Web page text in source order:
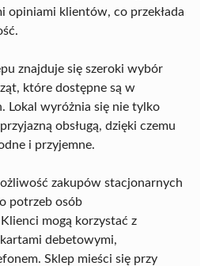
opiniami klientów, co przekłada
znajduje się szeroki wybór
które dostępne są w
Lokal wyróżnia się nie tylko
obsługą, dzięki czemu
i przyjemne.
zakupów stacjonarnych
potrzeb osób
mogą korzystać z
debetowymi,
Sklep mieści się przy